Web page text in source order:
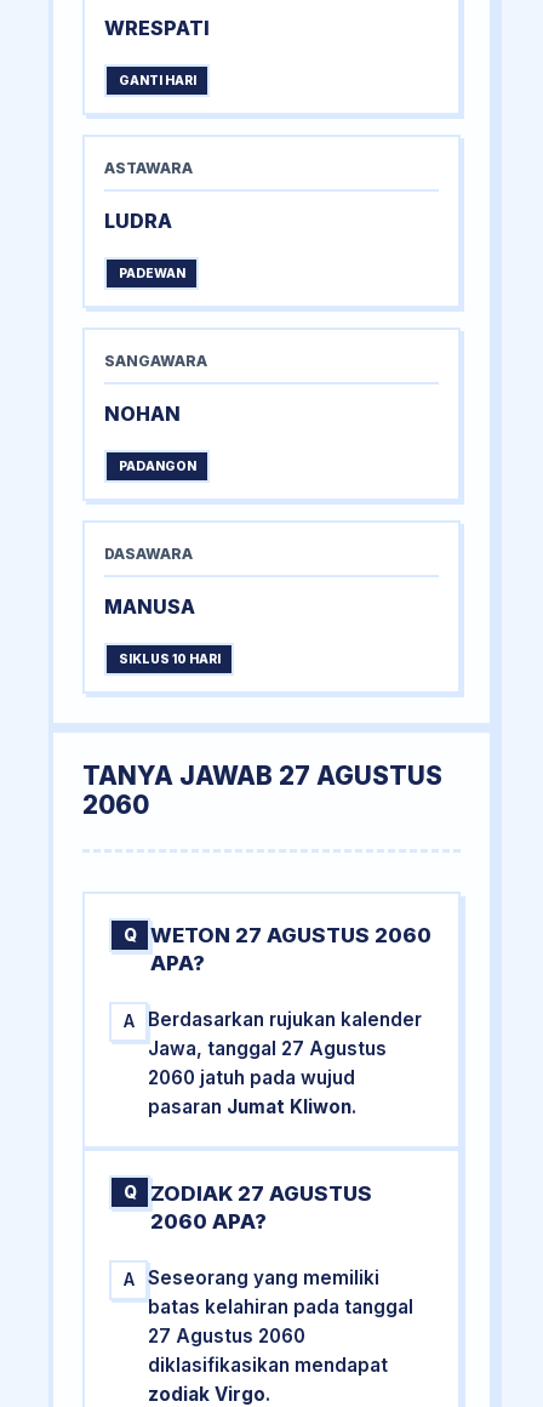
WRESPATI
GANTI HARI
ASTAWARA
LUDRA
PADEWAN
SANGAWARA
NOHAN
PADANGON
DASAWARA
MANUSA
SIKLUS 10 HARI
TANYA JAWAB 27 AGUSTUS
2060
Q
WETON 27 AGUSTUS 2060
APA?
A
Berdasarkan rujukan kalender
Jawa, tanggal 27 Agustus
2060 jatuh pada wujud
pasaran Jumat Kliwon.
Q
ZODIAK 27 AGUSTUS
2060 APA?
A
Seseorang yang memiliki
batas kelahiran pada tanggal
27 Agustus 2060
diklasifikasikan mendapat
zodiak Virgo.